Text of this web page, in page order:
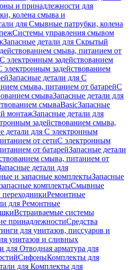
и принадлежности для
колена смыва и
для Смывные патрубки, колена
Системы управления смывом
Запасные детали для Скрытый
смыва, питанием от
электронным задействованием
электронным задействованием
Запасные детали для С
смыва, питанием от батарейС
смываЗапасные детали для
смываBasicЗапасные
монтажЗапасные детали для
задействованием смыва,
детали для С электронным
от сетиС электронным
от батарейЗапасные детали
смыва, питанием от
детали для
и запасные комплектыЗапасные
комплектыСмывные
Ремонтные
для Ремонтные
Встраиваемые системы
принадлежностиСредства
для унитазов, писсуаров и
унитазов и сливных
для Отводная арматура для
СифоныКомплекты для
для Комплекты для